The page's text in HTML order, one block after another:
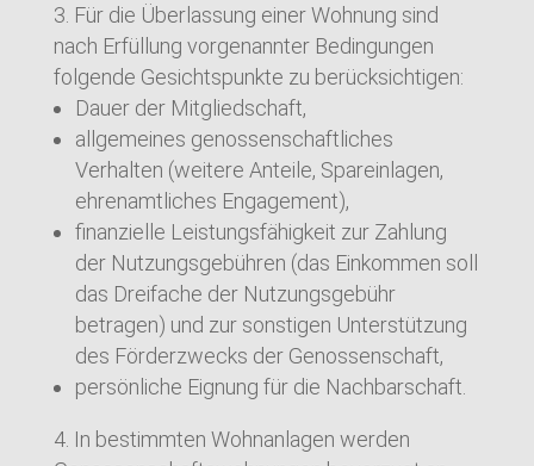
Für die Überlassung einer Wohnung sind
nach Erfüllung vorgenannter Bedingungen
folgende Gesichtspunkte zu berücksichtigen:
Dauer der Mitgliedschaft,
allgemeines genossenschaftliches
Verhalten (weitere Anteile, Spareinlagen,
ehrenamtliches Engagement),
finanzielle Leistungsfähigkeit zur Zahlung
der Nutzungsgebühren (das Einkommen soll
das Dreifache der Nutzungsgebühr
betragen) und zur sonstigen Unterstützung
des Förderzwecks der Genossenschaft,
persönliche Eignung für die Nachbarschaft.
In bestimmten Wohnanlagen werden